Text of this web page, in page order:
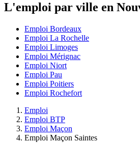
L'emploi par ville en
Emploi Bordeaux
Emploi La Rochelle
Emploi Limoges
Emploi Mérignac
Emploi Niort
Emploi Pau
Emploi Poitiers
Emploi Rochefort
Emploi
Emploi BTP
Emploi Maçon
Emploi Maçon Saintes